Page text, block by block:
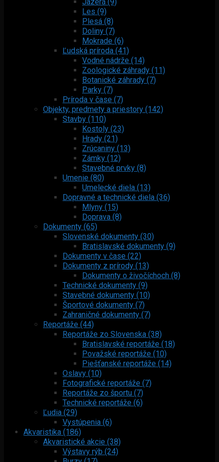
Les (9)
Plesá (8)
Doliny (7)
Mokrade (6)
Ľudská príroda (41)
Vodné nádrže (14)
Zoologické záhrady (11)
Botanické záhrady (7)
Parky (7)
Príroda v čase (7)
Objekty, predmety a priestory (142)
Stavby (110)
Kostoly (23)
Hrady (21)
Zrúcaniny (13)
Zámky (12)
Stavebné prvky (8)
Umenie (80)
Umelecké diela (13)
Dopravné a technické diela (36)
Mlyny (15)
Doprava (8)
Dokumenty (65)
Slovenské dokumenty (30)
Bratislavské dokumenty (9)
Dokumenty v čase (22)
Dokumenty z prírody (13)
Dokumenty o živočíchoch (8)
Technické dokumenty (9)
Stavebné dokumenty (10)
Športové dokumenty (7)
Zahraničné dokumenty (7)
Reportáže (44)
Reportáže zo Slovenska (38)
Bratislavské reportáže (18)
Považské reportáže (10)
Piešťanské reportáže (14)
Oslavy (10)
Fotografické reportáže (7)
Reportáže zo športu (7)
Technické reportáže (6)
Ľudia (29)
Vystúpenia (6)
Akvaristika (186)
Akvaristické akcie (38)
Výstavy rýb (24)